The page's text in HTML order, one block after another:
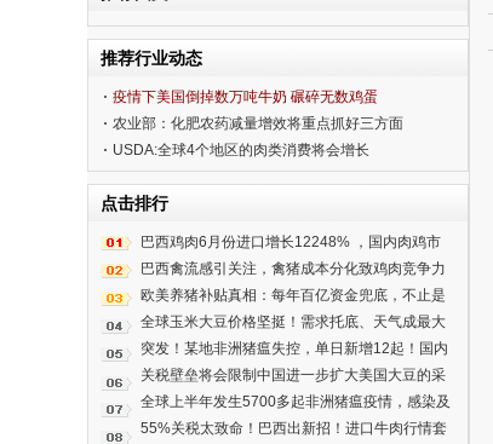
推荐行业动态
疫情下美国倒掉数万吨牛奶 碾碎无数鸡蛋
农业部：化肥农药减量增效将重点抓好三方面
USDA:全球4个地区的肉类消费将会增长
点击排行
巴西鸡肉6月份进口增长12248% ，国内肉鸡市
场行情下半年将继续承压！
巴西禽流感引关注，禽猪成本分化致鸡肉竞争力
下滑近七成
欧美养猪补贴真相：每年百亿资金兜底，不止是
帮农户赚钱
全球玉米大豆价格坚挺！需求托底、天气成最大
变量
突发！某地非洲猪瘟失控，单日新增12起！国内
猪场需高度警惕！
关税壁垒将会限制中国进一步扩大美国大豆的采
购规模
全球上半年发生5700多起非洲猪瘟疫情，感染及
死亡的数量同比降七成
55%关税太致命！巴西出新招！进口牛肉行情套